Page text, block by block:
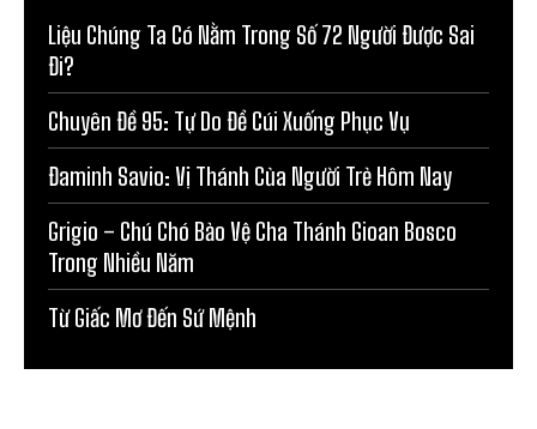
Liệu Chúng Ta Có Nằm Trong Số 72 Người Được Sai
Đi?
Chuyên Đề 95: Tự Do Để Cúi Xuống Phục Vụ
Đaminh Savio: Vị Thánh Của Người Trẻ Hôm Nay
Grigio – Chú Chó Bảo Vệ Cha Thánh Gioan Bosco
Trong Nhiều Năm
Từ Giấc Mơ Đến Sứ Mệnh